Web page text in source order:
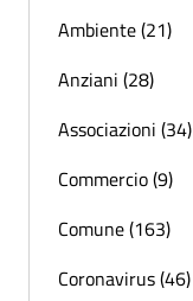
Ambiente (21)
Anziani (28)
Associazioni (34)
Commercio (9)
Comune (163)
Coronavirus (46)